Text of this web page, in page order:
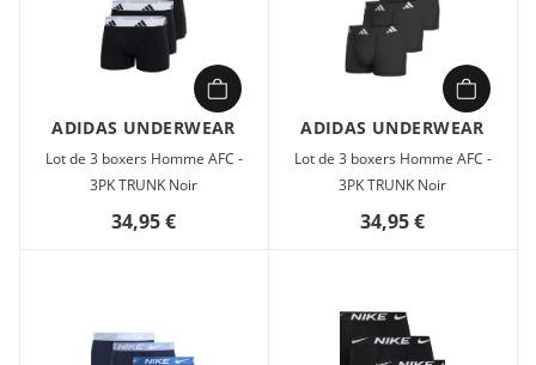
ADIDAS UNDERWEAR
Lot de 3 boxers Homme AFC -
3PK TRUNK Noir
34,95 €
ADIDAS UNDERWEAR
Lot de 3 boxers Homme AFC -
3PK TRUNK Noir
34,95 €